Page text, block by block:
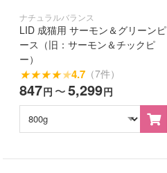
ナチュラルバランス
LID 成猫用 サーモン＆グリーンピ
ース（旧：サーモン＆チックピ
ー）
★★★★★4.7 （7件）
847円 〜5,299円